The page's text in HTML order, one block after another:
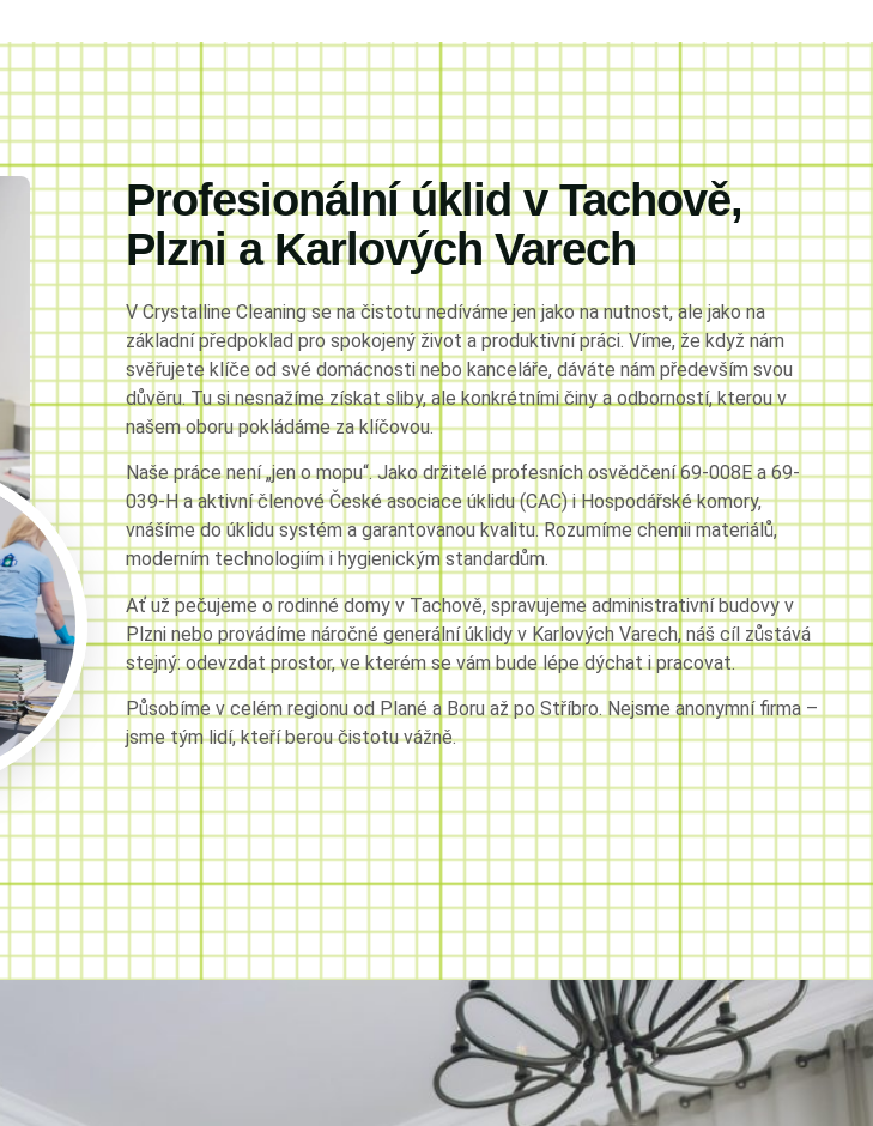
Profesionální úklid v Tachově,
Plzni a Karlových Varech
V Crystalline Cleaning se na čistotu nedíváme jen jako na nutnost, ale jako na
základní předpoklad pro spokojený život a produktivní práci. Víme, že když nám
svěřujete klíče od své domácnosti nebo kanceláře, dáváte nám především svou
důvěru. Tu si nesnažíme získat sliby, ale konkrétními činy a odborností, kterou v
našem oboru pokládáme za klíčovou.
Naše práce není „jen o mopu“. Jako držitelé profesních osvědčení 69-008E a 69-
039-H a aktivní členové České asociace úklidu (CAC) i Hospodářské komory,
vnášíme do úklidu systém a garantovanou kvalitu. Rozumíme chemii materiálů,
moderním technologiím i hygienickým standardům.
Ať už pečujeme o rodinné domy v Tachově, spravujeme administrativní budovy v
Plzni nebo provádíme náročné generální úklidy v Karlových Varech, náš cíl zůstává
stejný: odevzdat prostor, ve kterém se vám bude lépe dýchat i pracovat.
Působíme v celém regionu od Plané a Boru až po Stříbro. Nejsme anonymní firma –
jsme tým lidí, kteří berou čistotu vážně.